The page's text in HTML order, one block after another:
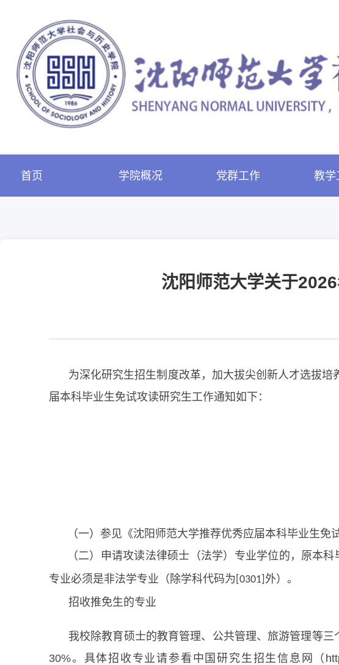
首页 学院概况 党群工作 教学
沈阳师范大学关于
为深化研究生招生制度改革，加大拔尖创新人才选拔
届本科毕业生免试攻读研究生工作通知如下：
（一）参见《沈阳师范大学推荐优秀应届本科毕业生免
（二）申请攻读法律硕士（法学）专业学位的，原本
专业必须是非法学专业（除学科代码为 [0301] 外）。
招收推免生的专业
我校除教育硕士的教育管理、公共管理、旅游管理等
30%。具体招收专业请参看中国研究生招生信息网（